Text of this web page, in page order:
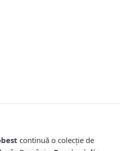
best continuă o colecție de